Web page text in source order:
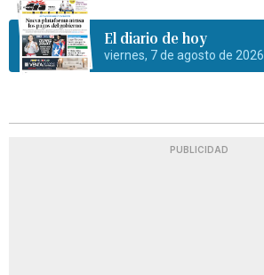
El diario de hoy
viernes, 7 de agosto de 2026
PUBLICIDAD